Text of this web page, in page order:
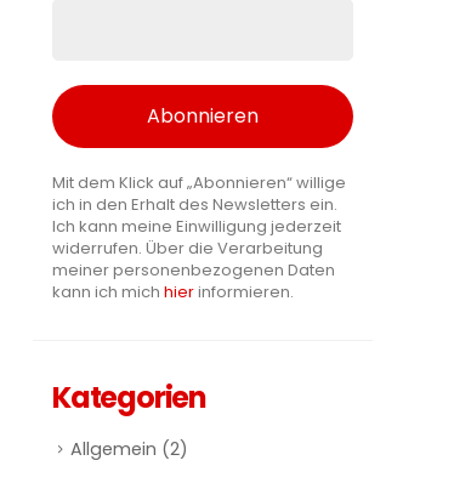
Mit dem Klick auf „Abonnieren“ willige
ich in den Erhalt des Newsletters ein.
Ich kann meine Einwilligung jederzeit
widerrufen. Über die Verarbeitung
meiner personenbezogenen Daten
kann ich mich hierinformieren.
Kategorien
Allgemein (2)